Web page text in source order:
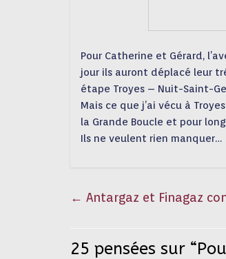
Pour Catherine et Gérard,
jour ils auront déplacé leur
étape Troyes – Nuit-Saint-
Mais ce que j’ai vécu à
la Grande Boucle et pour
Ils ne veulent rien manquer…
← Antargaz et Finagaz
25 pensées sur “